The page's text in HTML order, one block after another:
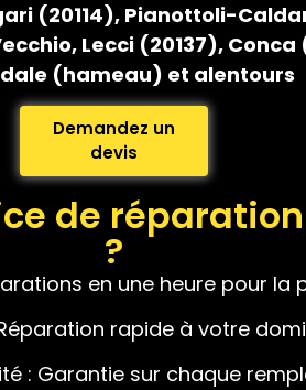
(20114), Pianottoli-
, Lecci (20137), Conca
(hameau) et alentours
Demandez un
devis
de
?
en une heure pour la
rapide à votre
: Garantie sur chaque